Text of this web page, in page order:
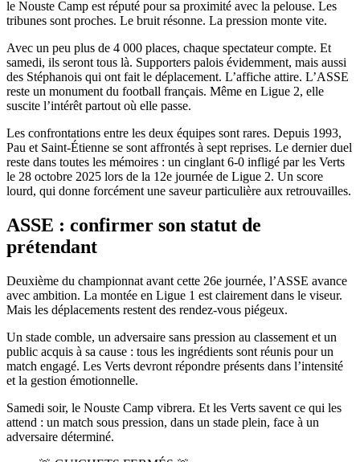
le Nouste Camp est réputé pour sa proximité avec la pelouse. Les
tribunes sont proches. Le bruit résonne. La pression monte vite.
Avec un peu plus de 4 000 places, chaque spectateur compte. Et
samedi, ils seront tous là. Supporters palois évidemment, mais aussi
des Stéphanois qui ont fait le déplacement. L’affiche attire. L’ASSE
reste un monument du football français. Même en Ligue 2, elle
suscite l’intérêt partout où elle passe.
Les confrontations entre les deux équipes sont rares. Depuis 1993,
Pau et Saint-Étienne se sont affrontés à sept reprises. Le dernier duel
reste dans toutes les mémoires : un cinglant 6-0 infligé par les Verts
le 28 octobre 2025 lors de la 12e journée de Ligue 2. Un score
lourd, qui donne forcément une saveur particulière aux retrouvailles.
ASSE : confirmer son statut de
prétendant
Deuxième du championnat avant cette 26e journée, l’ASSE avance
avec ambition. La montée en Ligue 1 est clairement dans le viseur.
Mais les déplacements restent des rendez-vous piégeux.
Un stade comble, un adversaire sans pression au classement et un
public acquis à sa cause : tous les ingrédients sont réunis pour un
match engagé. Les Verts devront répondre présents dans l’intensité
et la gestion émotionnelle.
Samedi soir, le Nouste Camp vibrera. Et les Verts savent ce qui les
attend : un match sous pression, dans un stade plein, face à un
adversaire déterminé.